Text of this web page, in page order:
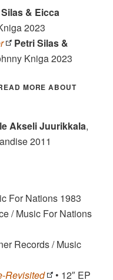
& Eicca
2023
Petri Silas &
Kniga 2023
MORE ABOUT
Akseli Juurikkala,
2011
For Nations 1983
/ Music For Nations
Records / Music
Revisited
• 12″ EP